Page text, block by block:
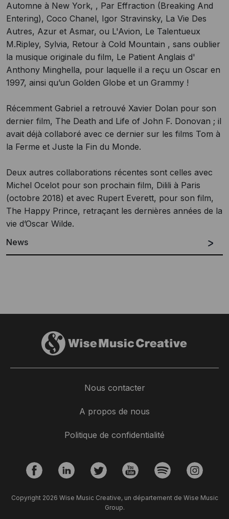
Automne à New York, , Par Effraction (Breaking And
Entering), Coco Chanel, Igor Stravinsky, La Vie Des
Autres, Azur et Asmar, ou L'Avion, Le Talentueux
M.Ripley, Sylvia, Retour à Cold Mountain , sans oublier
la musique originale du film, Le Patient Anglais d'
Anthony Minghella, pour laquelle il a reçu un Oscar en
1997, ainsi qu’un Golden Globe et un Grammy !
Récemment Gabriel a retrouvé Xavier Dolan pour son
dernier film, The Death and Life of John F. Donovan ; il
avait déjà collaboré avec ce dernier sur les films Tom à
la Ferme et Juste la Fin du Monde.
Deux autres collaborations récentes sont celles avec
Michel Ocelot pour son prochain film, Dilili à Paris
(octobre 2018) et avec Rupert Everett, pour son film,
The Happy Prince, retraçant les dernières années de la
vie d’Oscar Wilde.
News
Gabriel Yared to open the 70th Baalbeck
in Baalbeck a source of inspiration, making it only natural for
the Festival to inaugurate its 70th anniversary with a tribute
Nous contacter
A propos de nous
Politique de confidentialité
Copyright 2026 Wise Music Creative, un département de Wise Music
Group.